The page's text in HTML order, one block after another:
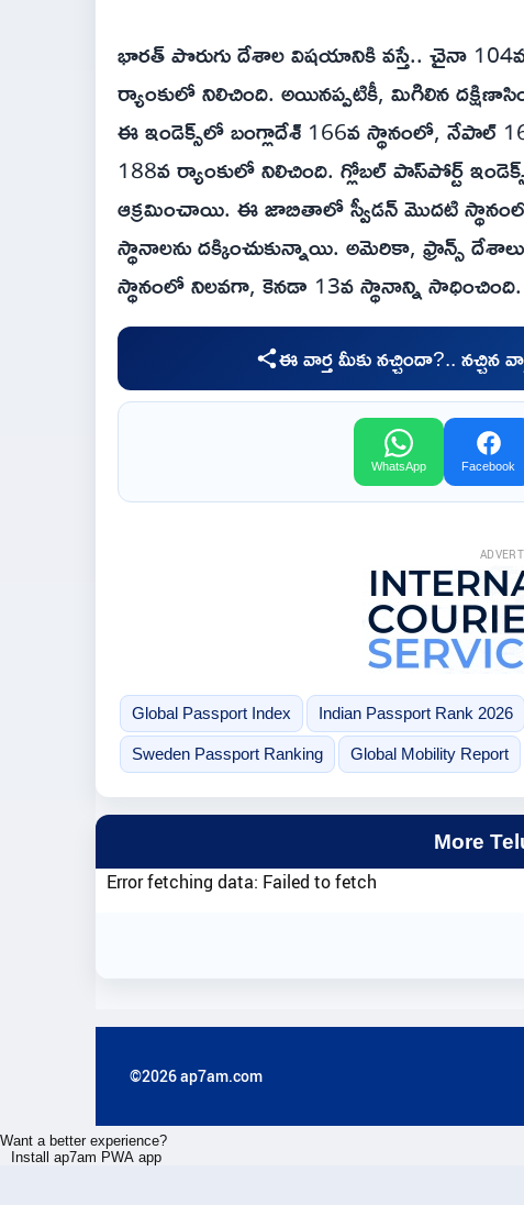
భారత్ పొరుగు దేశాల విషయానికి వస్తే.. చైనా
ర్యాంకులో నిలిచింది. అయినప్పటికీ, మిగిలిన
ఈ ఇండెక్స్‌లో బంగ్లాదేశ్ 166వ స్థానంలో, నేపాల్
188వ ర్యాంకులో నిలిచింది. గ్లోబల్ పాస్‌పోర్ట్
ఆక్రమించాయి. ఈ జాబితాలో స్వీడన్ మొదటి స్థానంలో
స్థానాలను దక్కించుకున్నాయి. అమెరికా, ఫ్రాన్స్
స్థానంలో నిలవగా, కెనడా 13వ స్థానాన్ని సాధించింది.
ఈ వార్త మీకు నచ్చిందా?.. నచ్చిన
WhatsApp Facebook
Global Passport Index Indian Passport Rank 2026
Sweden Passport Ranking Global Mobility Report
More
Error fetching data: Failed to fetch
©2026 ap7am.com
Want a better experience?
Install ap7am PWA app